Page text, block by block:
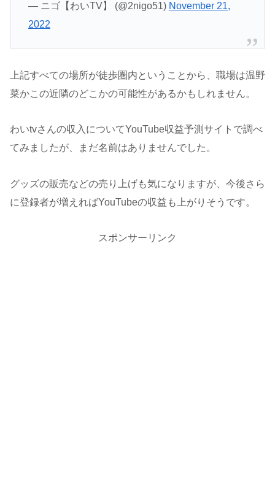
— ニゴ【わいTV】 (@2nigo51) November 21,
2022
上記すべての場所が徒歩圏内ということから、職場は温野
菜かこの近隣のどこかの可能性があるかもしれません。
わいtvさんの収入についてYouTube収益予測サイトで調べ
てみましたが、まだ名前はありませんでした。
グッズの販売などの売り上げも気になりますが、今後さら
に登録者が増えればYouTubeの収益も上がりそうです。
スポンサーリンク